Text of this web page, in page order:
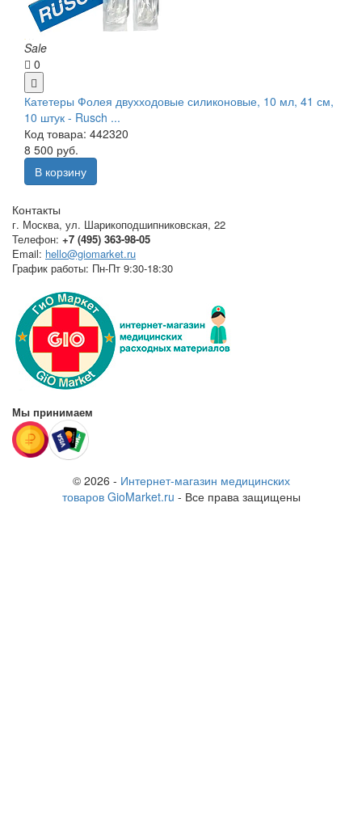
Sale
0
Катетеры Фолея двухходовые силиконовые, 10 мл, 41 см,
10 штук - Rusch ...
Код товара: 442320
8 500 руб.
В корзину
Контакты
г. Москва, ул. Шарикоподшипниковская, 22
Телефон: +7 (495) 363-98-05
Email: hello@giomarket.ru
График работы: Пн-Пт 9:30-18:30
Мы принимаем
© 2026 - Интернет-магазин медицинских
товаров GioMarket.ru - Все права защищены